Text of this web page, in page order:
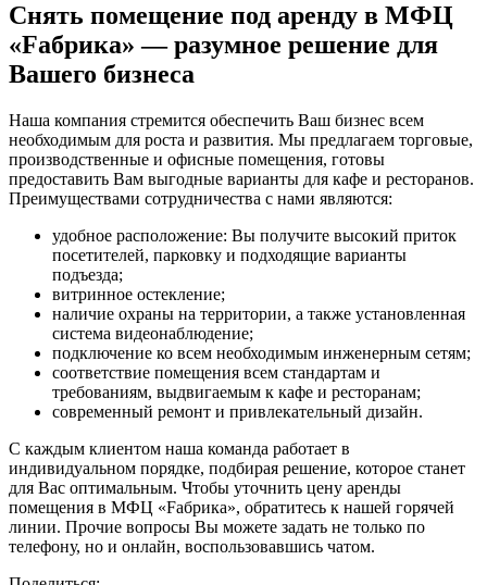
Снять помещение под аренду в МФЦ
«Fабрика» — разумное решение для
Вашего бизнеса
Наша компания стремится обеспечить Ваш бизнес всем
необходимым для роста и развития. Мы предлагаем торговые,
производственные и офисные помещения, готовы
предоставить Вам выгодные варианты для кафе и ресторанов.
Преимуществами сотрудничества с нами являются:
удобное расположение: Вы получите высокий приток
посетителей, парковку и подходящие варианты
подъезда;
витринное остекление;
наличие охраны на территории, а также установленная
система видеонаблюдение;
подключение ко всем необходимым инженерным сетям;
соответствие помещения всем стандартам и
требованиям, выдвигаемым к кафе и ресторанам;
современный ремонт и привлекательный дизайн.
С каждым клиентом наша команда работает в
индивидуальном порядке, подбирая решение, которое станет
для Вас оптимальным. Чтобы уточнить цену аренды
помещения в МФЦ «Fабрика», обратитесь к нашей горячей
линии. Прочие вопросы Вы можете задать не только по
телефону, но и онлайн, воспользовавшись чатом.